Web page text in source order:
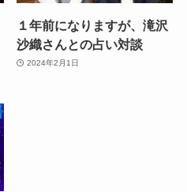
１年前になりますが、滝沢
沙織さんとの占い対談
2024年2月1日